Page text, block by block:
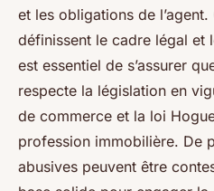
et les obligations de
définissent le cadre légal et
est essentiel de s’assurer
respecte la législation en
de commerce et la loi
profession immobilière. De
abusives peuvent être